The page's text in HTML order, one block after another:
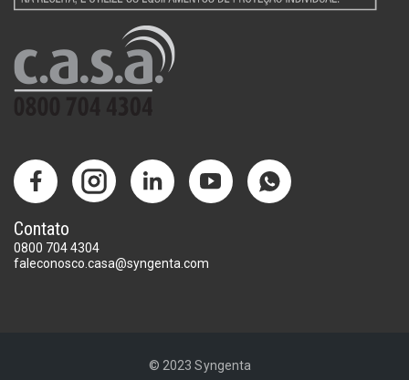
Contato
0800 704 4304
faleconosco.casa@syngenta.com
© 2023 Syngenta